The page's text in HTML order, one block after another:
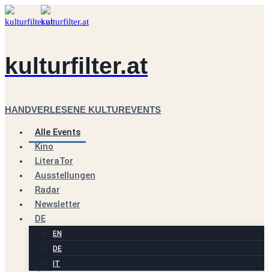
Zum
Inhalt
kulturfilter.at
HANDVERLESENE KULTUREVENTS
Alle Events
Kino
LiteraTor
Ausstellungen
Radar
Newsletter
DE
EN
DE
IT